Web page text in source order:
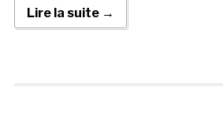
Lire la suite →